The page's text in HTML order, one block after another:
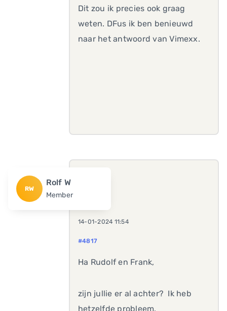
Dit zou ik precies ook graag
weten. DFus ik ben benieuwd
naar het antwoord van Vimexx.
RW
Rolf W
Member
14-01-2024 11:54
#4817
Ha Rudolf en Frank,
zijn jullie er al achter? Ik heb
hetzelfde probleem.